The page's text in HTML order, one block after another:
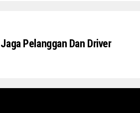
Pelanggan Dan Driver